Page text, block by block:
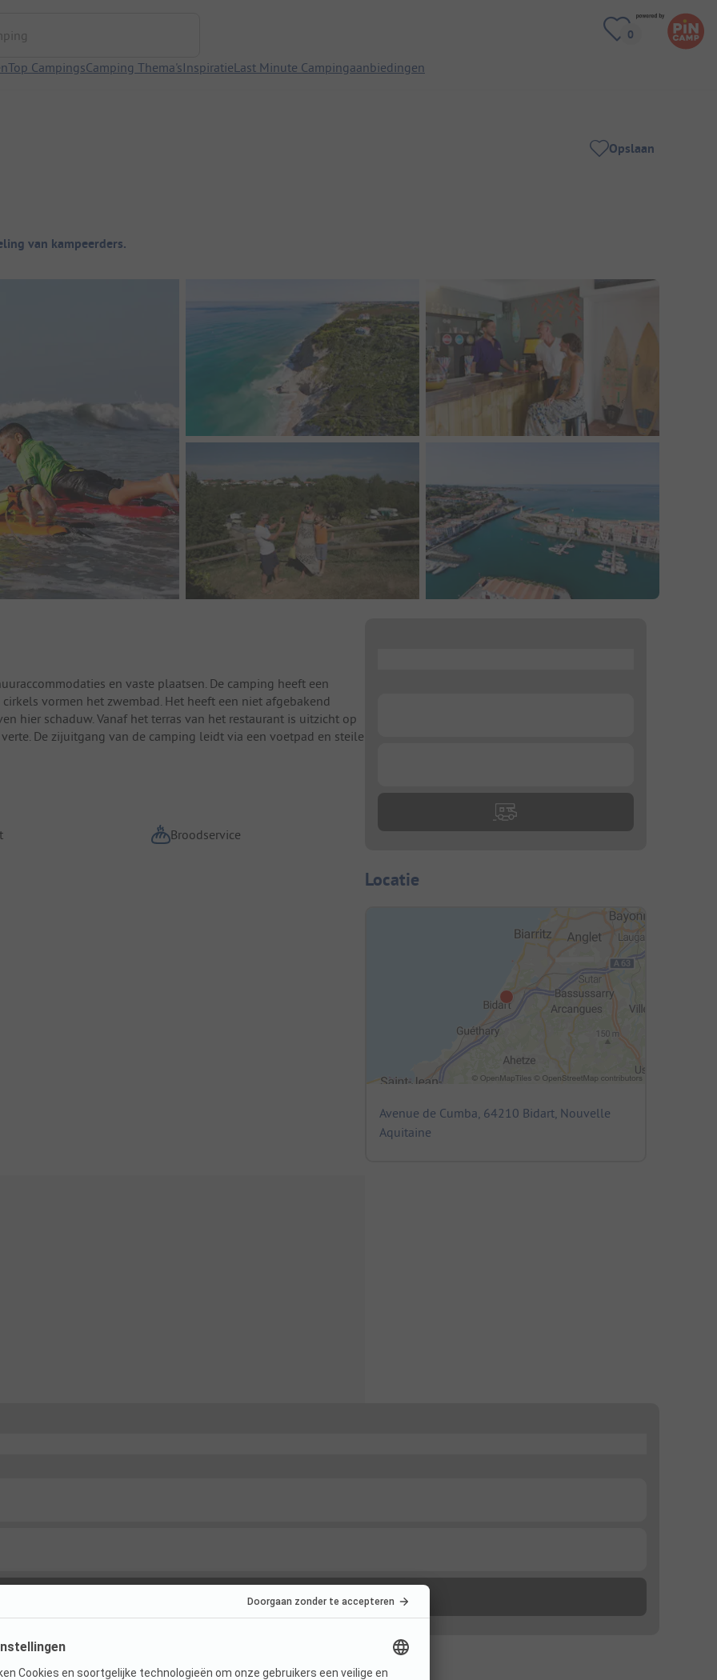
Top CampingsCamping Thema'sInspiratieLast Minute Campingaanbiedingen
Opslaan
van kampeerders.
en vaste plaatsen. De camping heeft een
vormen het zwembad. Het heeft een niet afgebakend
hier schaduw. Vanaf het terras van het restaurant is uitzicht op
De zijuitgang van de camping leidt via een voetpad en steile
Broodservice
Locatie
Avenue de Cumba, 64210 Bidart, Nouvelle
Aquitaine
(13)